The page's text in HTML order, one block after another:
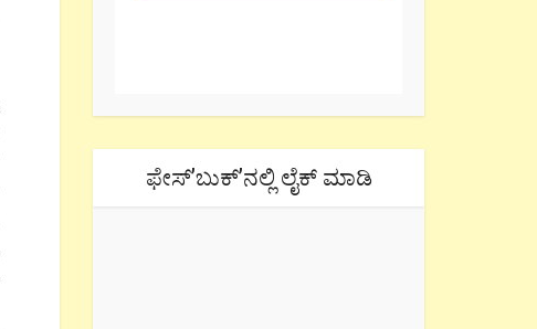
ಫೇಸ್’ಬುಕ್’ನಲ್ಲಿ ಲೈಕ್ ಮಾಡಿ